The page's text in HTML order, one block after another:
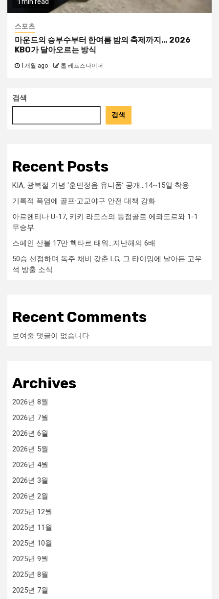
1 min read
스포츠
마운드의 승부수부터 한여름 밤의 축제까지… 2026
KBO가 달아오르는 방식
1개월 ago 롭 레프스나이더
검색
검색
Recent Posts
KIA, 광복절 기념 ‘훈민정음 유니폼’ 공개…14~15일 착용
기록적 폭염에 골프·고교야구 안전 대책 강화
아르헨티나 U-17, 키키 라모스의 동점골로 에콰도르와 1-1
무승부
스페인 산불 17만 헥타르 태워…지난해의 6배
50승 선점하며 독주 채비 갖춘 LG, 그 타이밍에 날아든 고우
석 방출 소식
Recent Comments
보여줄 댓글이 없습니다.
Archives
2026년 8월
2026년 7월
2026년 6월
2026년 5월
2026년 4월
2026년 3월
2026년 2월
2025년 12월
2025년 11월
2025년 10월
2025년 9월
2025년 8월
2025년 7월